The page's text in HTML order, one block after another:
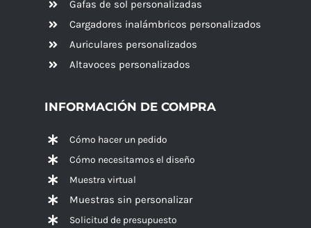
Gafas de sol personalizadas
Cargadores inalámbricos personalizados
Auriculares personalizados
Altavoces personalizados
INFORMACIÓN DE COMPRA
Cómo hacer un pedido
Cómo necesitamos el diseño
Muestra virtual
Muestras sin personalizar
Solicitud de presupuesto